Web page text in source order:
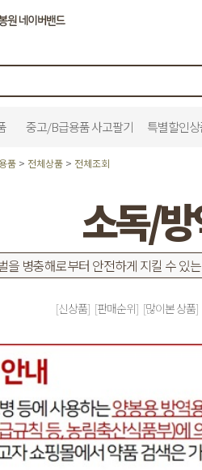
중고/B급용품 사고팔기 특별할인
품 > 전체상품 > 전체조회
소독/
을 병충해로부터 안전하게 지킬 수 있
[신상품] [판매순위] [많이본 상품]